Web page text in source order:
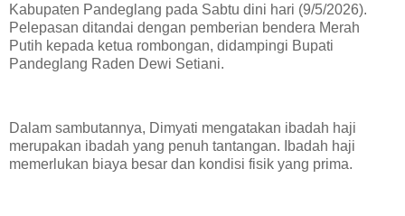
Kabupaten Pandeglang pada Sabtu dini hari (9/5/2026).
Pelepasan ditandai dengan pemberian bendera Merah
Putih kepada ketua rombongan, didampingi Bupati
Pandeglang Raden Dewi Setiani.
Dalam sambutannya, Dimyati mengatakan ibadah haji
merupakan ibadah yang penuh tantangan. Ibadah haji
memerlukan biaya besar dan kondisi fisik yang prima.